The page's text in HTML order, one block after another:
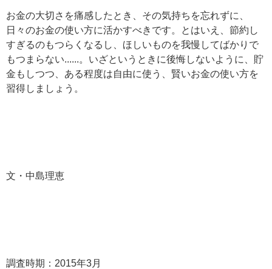
お金の大切さを痛感したとき、その気持ちを忘れずに、
日々のお金の使い方に活かすべきです。とはいえ、節約し
すぎるのもつらくなるし、ほしいものを我慢してばかりで
もつまらない......。いざというときに後悔しないように、貯
金もしつつ、ある程度は自由に使う、賢いお金の使い方を
習得しましょう。
文・中島理恵
調査時期：2015年3月